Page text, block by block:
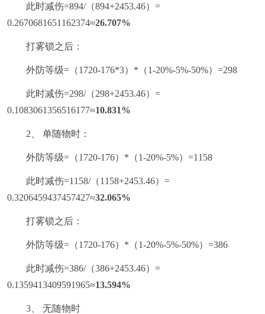
此时减伤=894/（894+2453.46）=
0.2670681651162374≈26.707%
打雾锁之后：
外防等级=（1720-176*3）*（1-20%-5%-50%）=298
此时减伤=298/（298+2453.46）=
0.1083061356516177≈10.831%
2、 单随物时：
外防等级=（1720-176）*（1-20%-5%）=1158
此时减伤=1158/（1158+2453.46）=
0.3206459437457427≈32.065%
打雾锁之后：
外防等级=（1720-176）*（1-20%-5%-50%）=386
此时减伤=386/（386+2453.46）=
0.1359413409591965≈13.594%
3、 无随物时